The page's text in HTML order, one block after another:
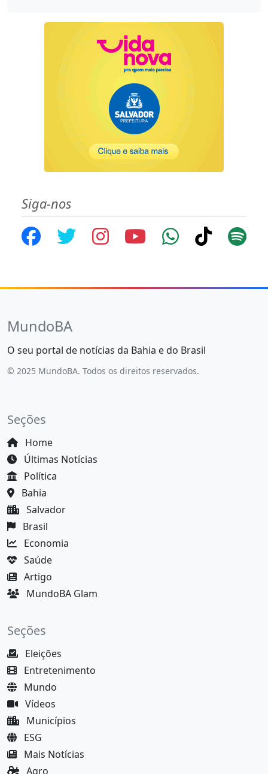
Siga-nos
MundoBA
O seu portal de notícias da Bahia e do Brasil
© 2025 MundoBA. Todos os direitos reservados.
Seções
Home
Últimas Notícias
Política
Bahia
Salvador
Brasil
Economia
Saúde
Artigo
MundoBA Glam
Seções
Eleições
Entretenimento
Mundo
Vídeos
Municípios
ESG
Mais Notícias
Agro